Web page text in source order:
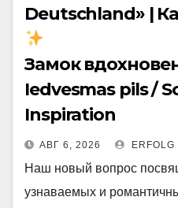
Deutschland» |
Замок
Iedvesmas pils /
Inspiration
АВГ 6, 2026 ERFOLG
Наш новый вопрос
узнаваемых и